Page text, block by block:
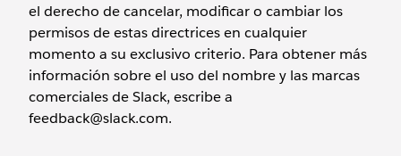
el derecho de cancelar, modificar o cambiar los
permisos de estas directrices en cualquier
momento a su exclusivo criterio. Para obtener más
información sobre el uso del nombre y las marcas
comerciales de Slack, escribe a
feedback@slack.com.